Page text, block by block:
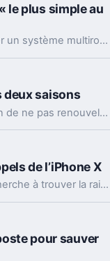
le plus simple au
Une enceinte connectée pour commencer un système multiroom sans y laisser tout son salaire.
deux saisons
Le service américain Hulu a pris la décision de ne pas renouveler la série télévisée Shut Eye pour une troisième saison.
de l’iPhone X
Nouveau bug, nouvelle enquête. Apple cherche à trouver la raison d'un problème lié aux appels chez l'iPhone X.
pour sauver